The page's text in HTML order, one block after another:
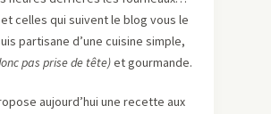
celles qui suivent le blog vous le
partisane d’une cuisine simple,
pas prise de tête)et gourmande.
aujourd’hui une recette aux